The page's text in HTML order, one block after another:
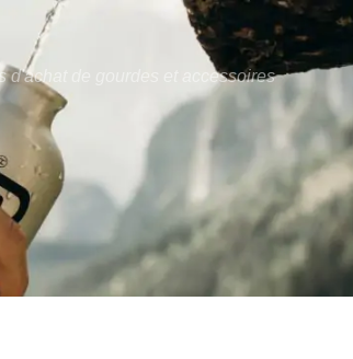
d'achat de gourdes et accessoires